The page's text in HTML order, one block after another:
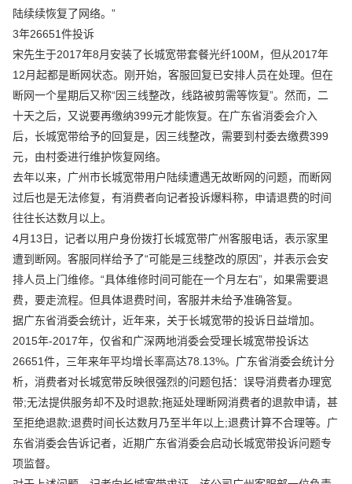
陆续续恢复了网络。”
3年26651件投诉
宋先生于2017年8月安装了长城宽带套餐光纤100M，但从2017年
12月起都是断网状态。刚开始，客服回复已安排人员在处理。但在
断网一个星期后又称“因三线整改，线路被剪需等恢复”。然而，二
十天之后，又说要再缴纳399元才能恢复。在广东省消委会介入
后，长城宽带给予的回复是，因三线整改，需要到村委去缴费399
元，由村委进行维护恢复网络。
去年以来，广州市长城宽带用户陆续遭遇无故断网的问题，而断网
过后也是无法修复，有消费者向记者投诉爆料称，申请退费的时间
往往长达数月以上。
4月13日，记者以用户身份拨打长城宽带广州客服电话，表示家里
遭到断网。客服同样给予了“可能是三线整改的原因”，并表示会安
排人员上门维修。“具体维修时间可能在一个月左右”，如果需要退
费，要走流程。但具体退费时间，客服并未给予准确答复。
据广东省消委会统计，近年来，关于长城宽带的投诉日益增加。
2015年-2017年，仅省和广深两地消委会受理长城宽带投诉达
26651件，三年来年平均增长率高达78.13%。广东省消委会统计分
析，消费者对长城宽带反映很强烈的问题包括：误导消费者办理宽
带;无法提供服务却不及时退款;拖延处理断网消费者的退款申请，甚
至拒绝退款;退费时间长达数月乃至半年以上;退费计算不合理等。广
东省消委会告诉记者，近期广东省消委会启动长城宽带投诉问题专
项监督。